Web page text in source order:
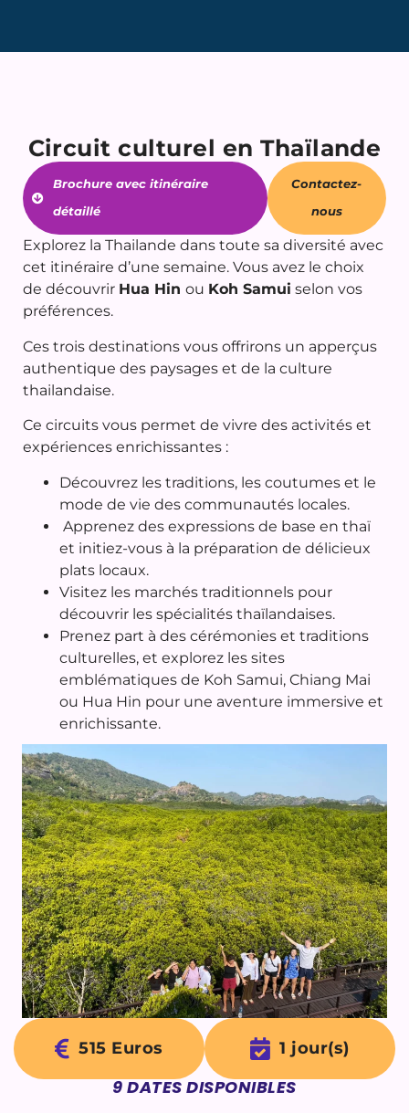
515 Euros 1 jour(s)
9DATES DISPONIBLES
Circuit culturel en Thaïlande
Brochure avec itinéraire
détaillé
Contactez-
nous
Explorez la Thailande dans toute sa diversité avec
cet itinéraire d’une semaine. Vous avez le choix
de découvrir Hua Hin ou Koh Samui selon vos
préférences.
Ces trois destinations vous offrirons un apperçus
authentique des paysages et de la culture
thailandaise.
Ce circuits vous permet de vivre des activités et
expériences enrichissantes :
Découvrez les traditions, les coutumes et le
mode de vie des communautés locales.
Apprenez des expressions de base en thaï
et initiez-vous à la préparation de délicieux
plats locaux.
Visitez les marchés traditionnels pour
découvrir les spécialités thaïlandaises.
Prenez part à des cérémonies et traditions
culturelles, et explorez les sites
emblématiques de Koh Samui, Chiang Mai
ou Hua Hin pour une aventure immersive et
enrichissante.